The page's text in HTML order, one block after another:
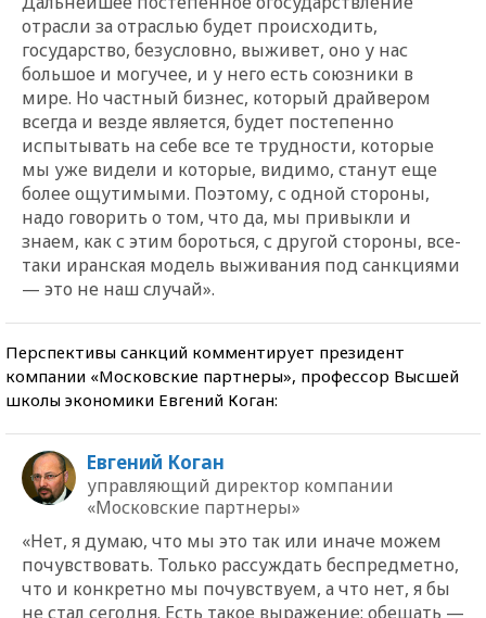
отрасли за отраслью будет происходить,
государство, безусловно, выживет, оно у нас
большое и могучее, и у него есть союзники в
мире. Но частный бизнес, который драйвером
всегда и везде является, будет постепенно
испытывать на себе все те трудности, которые
мы уже видели и которые, видимо, станут еще
более ощутимыми. Поэтому, с одной стороны,
надо говорить о том, что да, мы привыкли и
знаем, как с этим бороться, с другой стороны, все-
таки иранская модель выживания под санкциями
— это не наш случай».
Перспективы санкций комментирует президент
компании «Московские партнеры», профессор Высшей
школы экономики Евгений Коган:
Евгений Коган
управляющий директор компании
«Московские партнеры»
«Нет, я думаю, что мы это так или иначе можем
почувствовать. Только рассуждать беспредметно,
что и конкретно мы почувствуем, а что нет, я бы
не стал сегодня. Есть такое выражение: обещать —